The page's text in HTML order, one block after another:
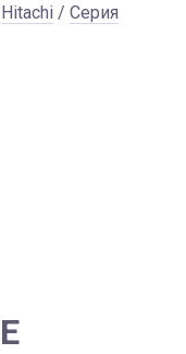
Hitachi / Серия